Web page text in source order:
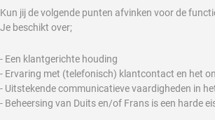
Kun jij de volgende punten afvinken voor de
Je beschikt over;
- Een klantgerichte houding
- Ervaring met (telefonisch) klantcontact en het
- Uitstekende communicatieve vaardigheden in
- Beheersing van Duits en/of Frans is een harde